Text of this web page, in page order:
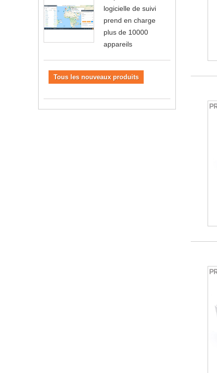
logicielle de suivi
prend en charge
plus de 10000
appareils
Tous les nouveaux produits